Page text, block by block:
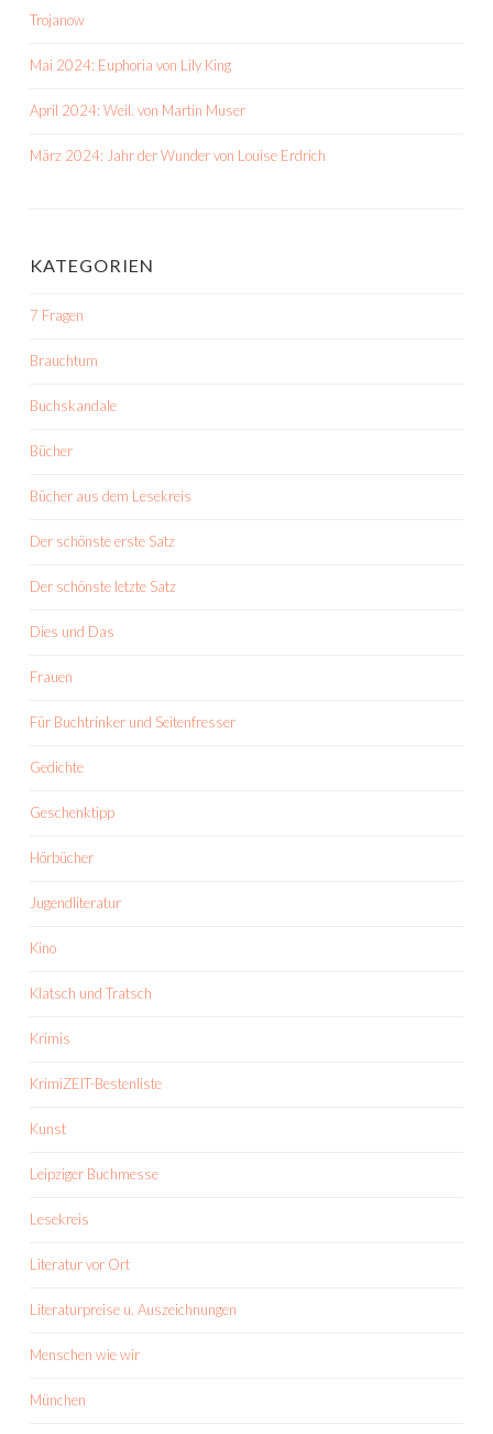
Trojanow
Mai 2024: Euphoria von Lily King
April 2024: Weil. von Martin Muser
März 2024: Jahr der Wunder von Louise Erdrich
KATEGORIEN
7 Fragen
Brauchtum
Buchskandale
Bücher
Bücher aus dem Lesekreis
Der schönste erste Satz
Der schönste letzte Satz
Dies und Das
Frauen
Für Buchtrinker und Seitenfresser
Gedichte
Geschenktipp
Hörbücher
Jugendliteratur
Kino
Klatsch und Tratsch
Krimis
KrimiZEIT-Bestenliste
Kunst
Leipziger Buchmesse
Lesekreis
Literatur vor Ort
Literaturpreise u. Auszeichnungen
Menschen wie wir
München